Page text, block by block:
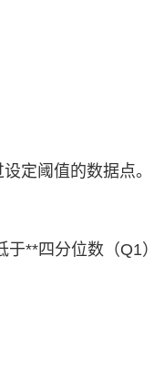
定阈值的数据点。
**四分位数（Q1